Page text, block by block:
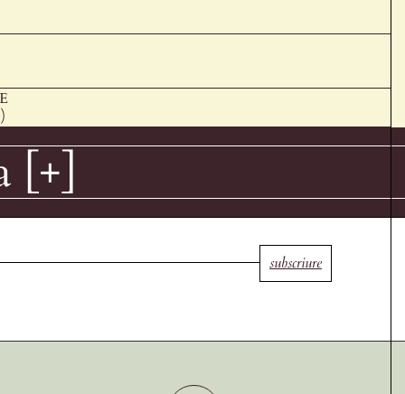
[+]
subscriure